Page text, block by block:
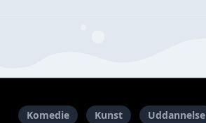
Komedie Kunst Uddannelse